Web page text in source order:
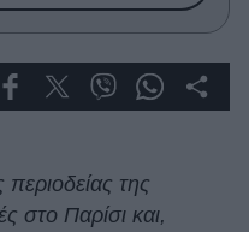
της
στο Παρίσι και,